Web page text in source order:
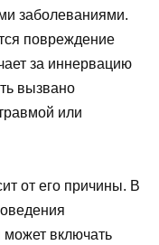
заболеваниями.
повреждение
за иннервацию
вызвано
или
от его причины. В
может включать